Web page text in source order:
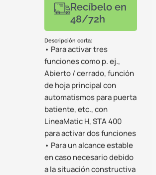
Recíbelo en
48/72h
Descripción corta:
• Para activar tres
funciones como p. ej.,
Abierto / cerrado, función
de hoja principal con
automatismos para puerta
batiente, etc., con
LineaMatic H, STA 400
para activar dos funciones
• Para un alcance estable
en caso necesario debido
a la situación constructiva